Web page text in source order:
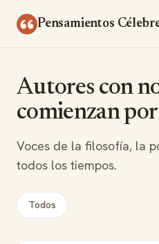
Pensamientos
Autores con
comienzan
Voces de la filosofía, la
todos los tiempos.
Todos